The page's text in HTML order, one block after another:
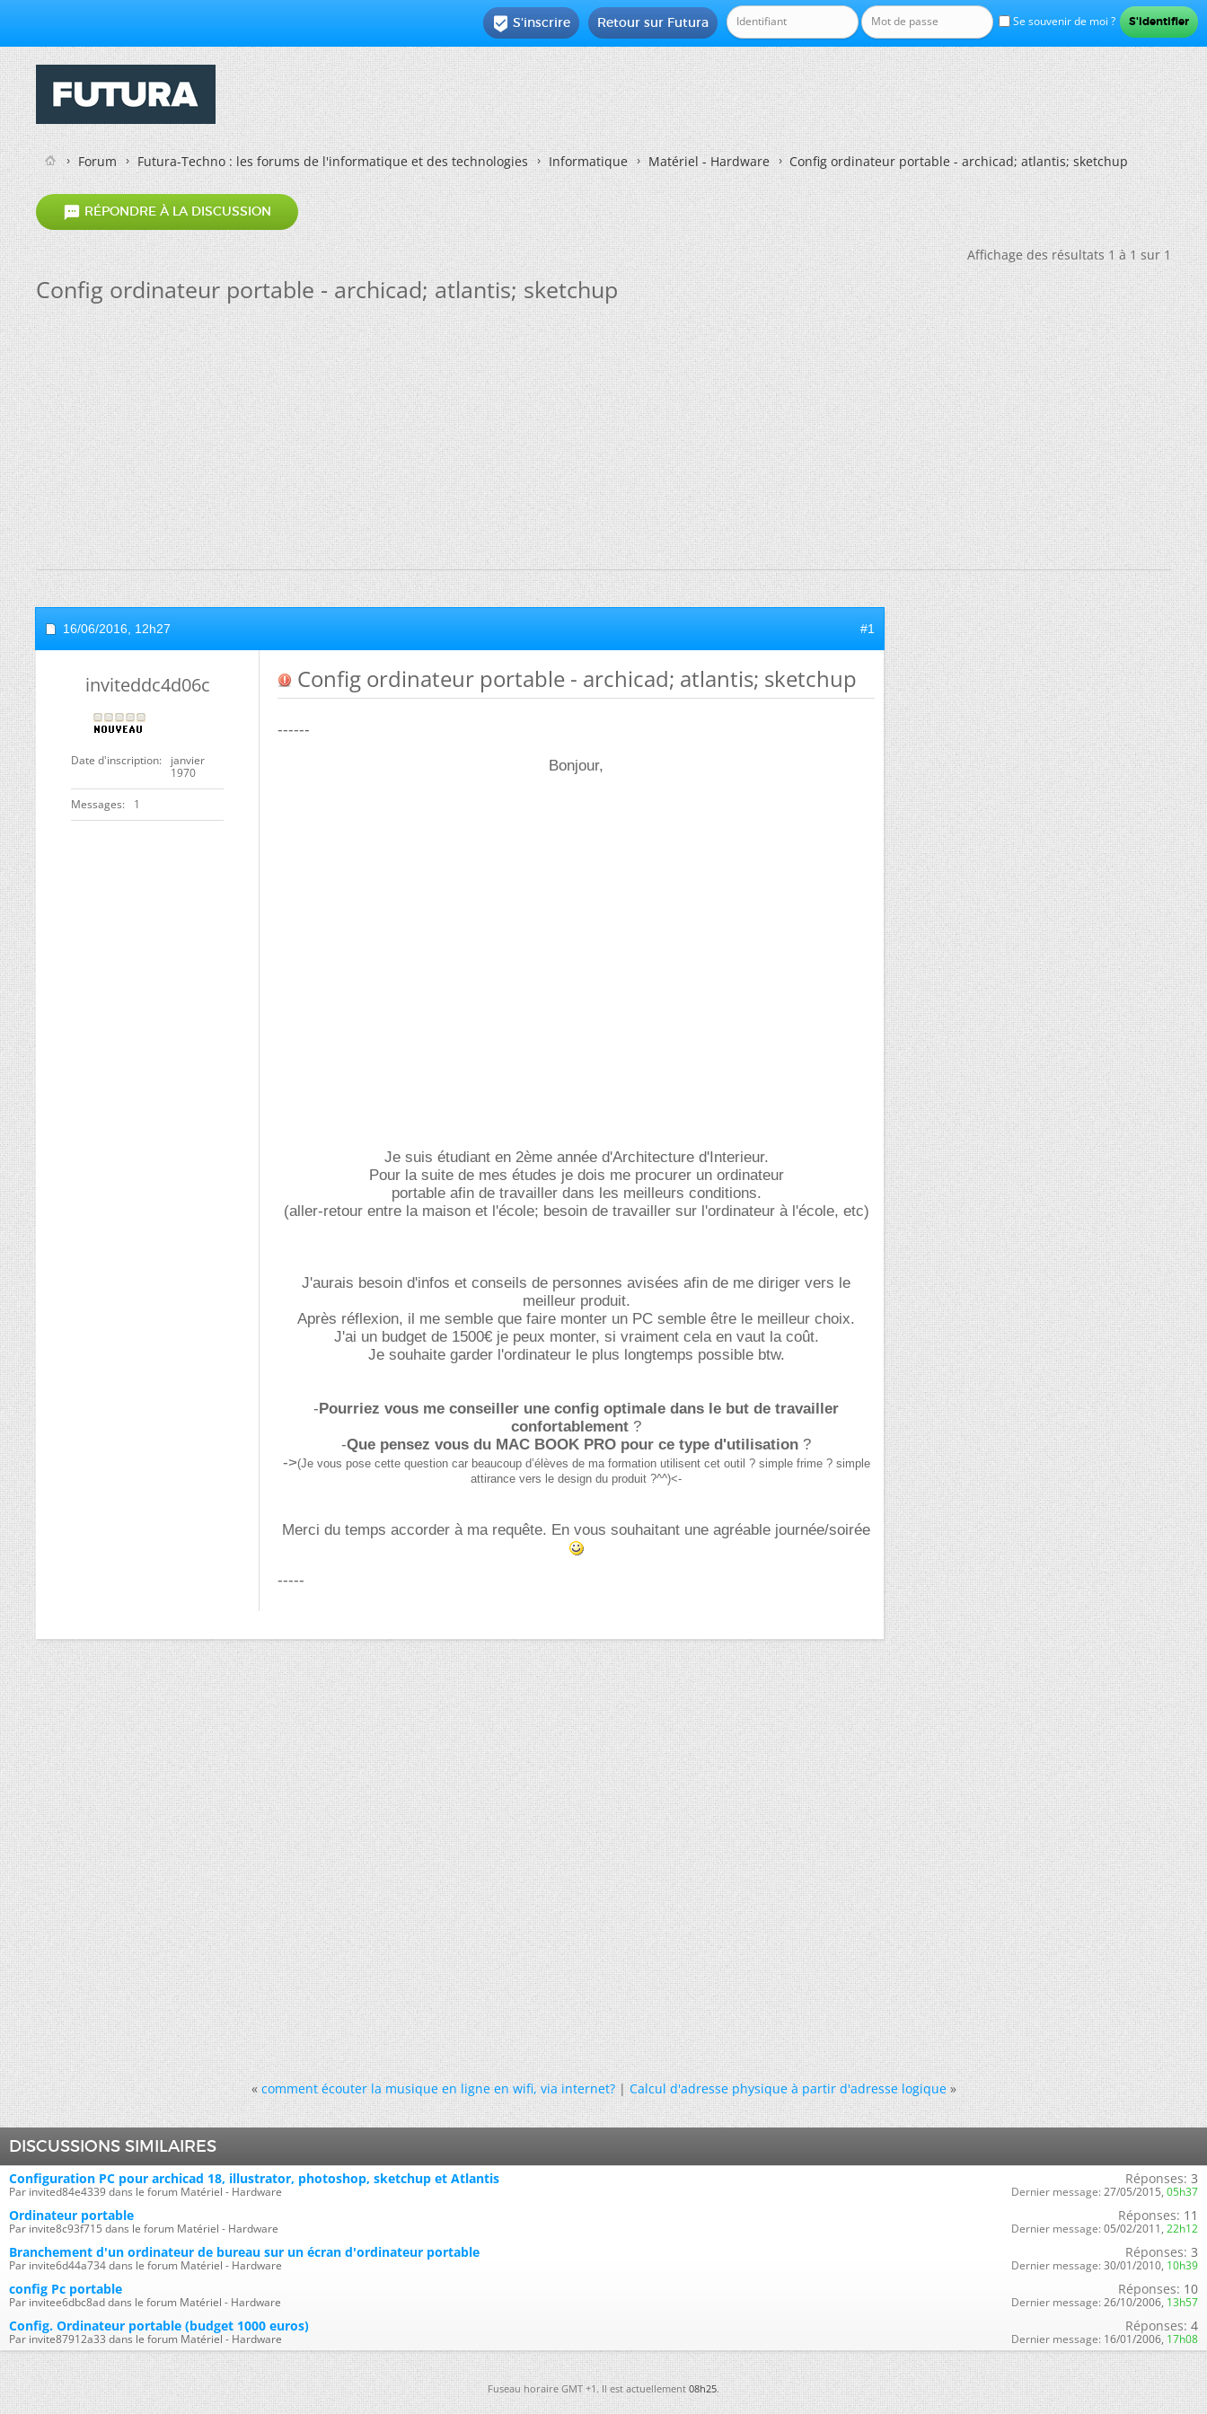
Se souvenir de moi ?
Retour sur Futura
 S'inscrire
Forum Futura-Techno : les forums de l'informatique et des technologies Informatique Matériel - Hardware Config ordinateur portable - archicad; atlantis; sketchup
 RÉPONDRE À LA DISCUSSION
Affichage des résultats 1 à 1 sur 1
Config ordinateur portable - archicad; atlantis; sketchup
16/06/2016, 12h27 #1
inviteddc4d06c
Date d'inscription
janvier
1970
Messages 1
Config ordinateur portable - archicad; atlantis; sketchup
------
Bonjour,
Je suis étudiant en 2ème année d'Architecture d'Interieur.
Pour la suite de mes études je dois me procurer un ordinateur
portable afin de travailler dans les meilleurs conditions.
(aller-retour entre la maison et l'école; besoin de travailler sur l'ordinateur à l'école, etc)
J'aurais besoin d'infos et conseils de personnes avisées afin de me diriger vers le
meilleur produit.
Après réflexion, il me semble que faire monter un PC semble être le meilleur choix.
J'ai un budget de 1500€ je peux monter, si vraiment cela en vaut la coût.
Je souhaite garder l'ordinateur le plus longtemps possible btw.
-Pourriez vous me conseiller une config optimale dans le but de travailler
confortablement ?
-Que pensez vous du MAC BOOK PRO pour ce type d'utilisation ?
->(Je vous pose cette question car beaucoup d’élèves de ma formation utilisent cet outil ? simple frime ? simple
attirance vers le design du produit ?^^)<-
Merci du temps accorder à ma requête. En vous souhaitant une agréable journée/soirée
-----
« comment écouter la musique en ligne en wifi, via internet?|Calcul d'adresse physique à partir d'adresse logique »
DISCUSSIONS SIMILAIRES
Configuration PC pour archicad 18, illustrator, photoshop, sketchup et Atlantis
Par invited84e4339 dans le forum Matériel - Hardware
Réponses: 3
Dernier message: 27/05/2015, 05h37
Ordinateur portable
Par invite8c93f715 dans le forum Matériel - Hardware
Réponses: 11
Dernier message: 05/02/2011, 22h12
Branchement d'un ordinateur de bureau sur un écran d'ordinateur portable
Par invite6d44a734 dans le forum Matériel - Hardware
Réponses: 3
Dernier message: 30/01/2010, 10h39
config Pc portable
Par invitee6dbc8ad dans le forum Matériel - Hardware
Réponses: 10
Dernier message: 26/10/2006, 13h57
Config. Ordinateur portable (budget 1000 euros)
Par invite87912a33 dans le forum Matériel - Hardware
Réponses: 4
Dernier message: 16/01/2006, 17h08
Fuseau horaire GMT +1. Il est actuellement08h25.